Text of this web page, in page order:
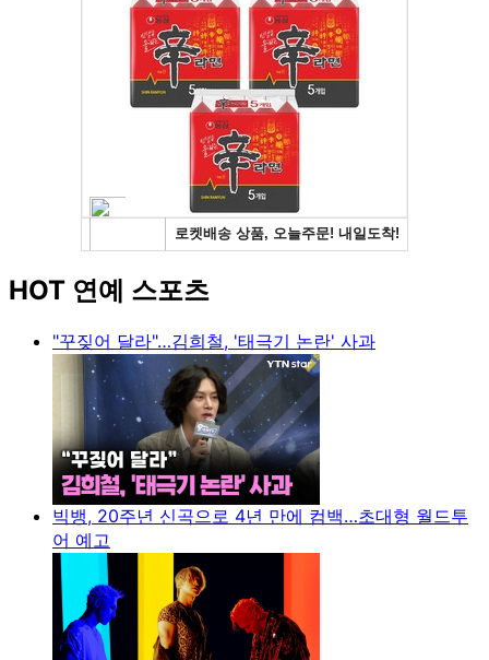
HOT 연예 스포츠
"꾸짖어 달라"…김희철, '태극기 논란' 사과
빅뱅, 20주년 신곡으로 4년 만에 컴백…초대형 월드투
어 예고